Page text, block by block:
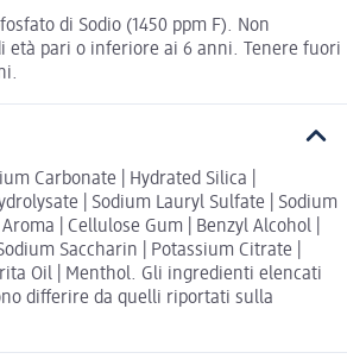
di Sodio (1450 ppm F). Non
età pari o inferiore ai 6 anni. Tenere fuori
Carbonate | Hydrated Silica |
| Sodium Lauryl Sulfate | Sodium
| Cellulose Gum | Benzyl Alcohol |
Saccharin | Potassium Citrate |
Oil | Menthol. Gli ingredienti elencati
differire da quelli riportati sulla